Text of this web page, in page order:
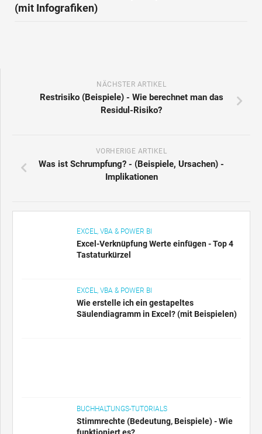
(mit Infografiken)
NÄCHSTER ARTIKEL
Restrisiko (Beispiele) - Wie berechnet man das
Residul-Risiko?
VORHERIGE ARTIKEL
Was ist Schrumpfung? - (Beispiele, Ursachen) -
Implikationen
EXCEL, VBA & POWER BI
Excel-Verknüpfung Werte einfügen - Top 4
Tastaturkürzel
EXCEL, VBA & POWER BI
Wie erstelle ich ein gestapeltes
Säulendiagramm in Excel? (mit Beispielen)
BUCHHALTUNGS-TUTORIALS
Stimmrechte (Bedeutung, Beispiele) - Wie
funktioniert es?